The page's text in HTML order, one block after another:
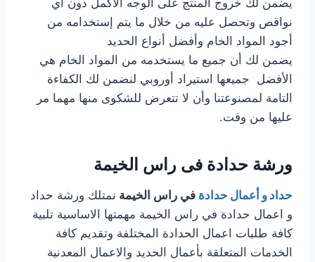
يضمن لك خروج المنتج على الوجه الأكمل دون أي
نواقص وتحصل عليه من خلال ما يتم إستخدامه من
أجود المواد الخام وأفضل أنواع الحديد
يضمن لك أن جميع ما يستخدمه من المواد الخام هي
الأفضل جميعها استيراد أوروبي لنضمن لك الكفاءة
التامة لمصنوعتنا وأن لا تتعرض للشكوى منها مهما مر
عليها من وقت.
ورشة حدادة فى راس الخيمة
حداد و أعمال حدادة في راس الخيمة نمتلك ورشة حداد
و اعمال حدادة في راس الخيمة مهمتها الاساسية تلبية
كافة طلبات اعمال الحدادة المختلفة وتقديم كافة
الخدمات المتعلقة بأعمال الحديد والاعمال المعدنية